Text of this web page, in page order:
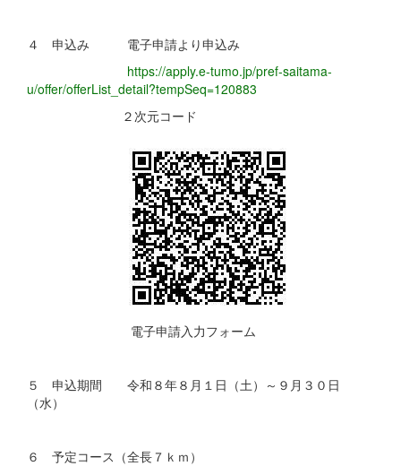
４ 申込み 電子申請より申込み
https://apply.e-tumo.jp/pref-saitama-
u/offer/offerList_detail?tempSeq=120883
２次元コード
電子申請入力フォーム
５ 申込期間 令和８年８月１日（土）～９月３０日
（水）
６ 予定コース（全長７ｋｍ）